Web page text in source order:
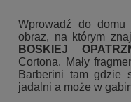
Wprowadź do
obraz, na którym
BOSKIEJ
Cortona. Mały
Barberini tam gdzie
jadalni a może w